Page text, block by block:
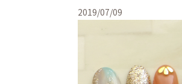
2019/07/09